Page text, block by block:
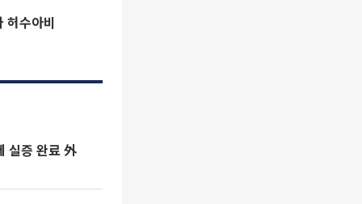
허수아비
실증 완료 外